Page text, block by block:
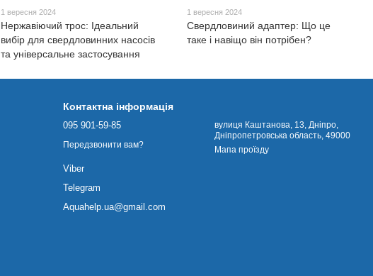
1 вересня 2024
Нержавіючий трос: Ідеальний
вибір для свердловинних насосів
та універсальне застосування
1 вересня 2024
Свердловиний адаптер: Що це
таке і навіщо він потрібен?
Контактна інформація
095 901-59-85
Передзвонити вам?
Viber
Telegram
Aquahelp.ua@gmail.com
вулиця Каштанова, 13, Дніпро,
Дніпропетровська область, 49000
Мапа проїзду